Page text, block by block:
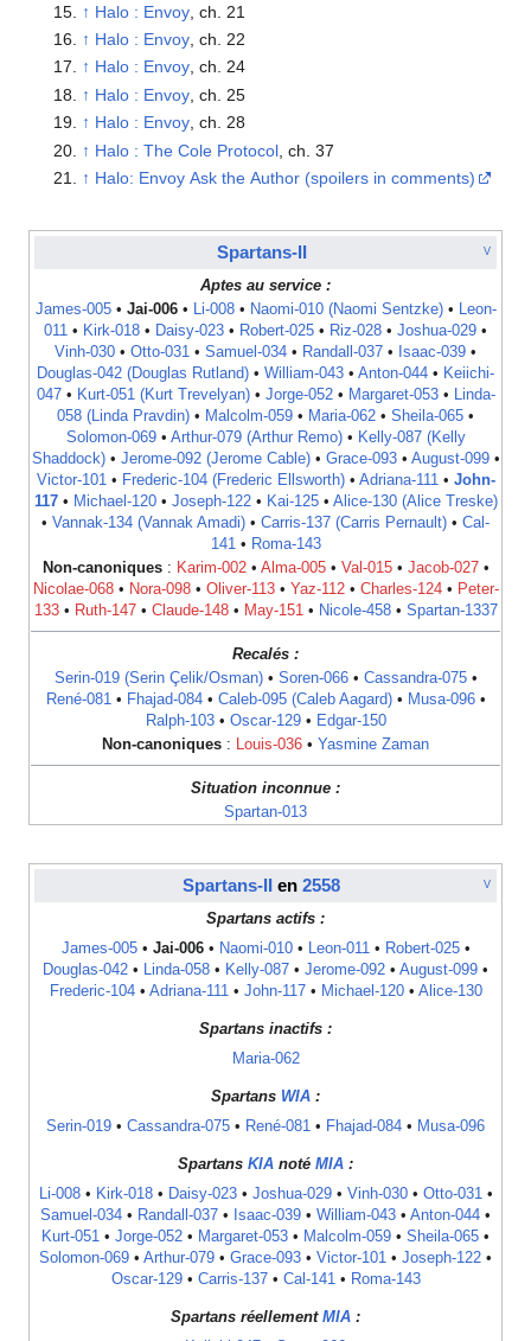
↑ Halo : Envoy, ch. 21
↑ Halo : Envoy, ch. 22
↑ Halo : Envoy, ch. 24
↑ Halo : Envoy, ch. 25
↑ Halo : Envoy, ch. 28
↑ Halo : The Cole Protocol, ch. 37
↑ Halo: Envoy Ask the Author (spoilers in comments)
V
Spartans-II
Aptes au service :
James-005• Jai-006• Li-008• Naomi-010 (Naomi Sentzke)• Leon-
011 • Kirk-018 • Daisy-023 • Robert-025 • Riz-028 • Joshua-029 •
Vinh-030 • Otto-031 • Samuel-034 • Randall-037 • Isaac-039 •
Douglas-042 (Douglas Rutland) • William-043 • Anton-044 • Keiichi-
047• Kurt-051 (Kurt Trevelyan)• Jorge-052• Margaret-053• Linda-
058 (Linda Pravdin) • Malcolm-059 • Maria-062 • Sheila-065 •
Solomon-069• Arthur-079 (Arthur Remo)• Kelly-087 (Kelly
Shaddock)• Jerome-092 (Jerome Cable)• Grace-093• August-099•
Victor-101• Frederic-104 (Frederic Ellsworth)• Adriana-111• John-
117• Michael-120• Joseph-122• Kai-125• Alice-130 (Alice Treske)
• Vannak-134 (Vannak Amadi) • Carris-137 (Carris Pernault) • Cal-
141• Roma-143
Non-canoniques: Karim-002• Alma-005• Val-015• Jacob-027•
Nicolae-068• Nora-098• Oliver-113• Yaz-112• Charles-124• Peter-
133• Ruth-147• Claude-148• May-151• Nicole-458• Spartan-1337
Recalés :
Serin-019 (Serin Çelik/Osman)• Soren-066• Cassandra-075•
René-081• Fhajad-084• Caleb-095 (Caleb Aagard)• Musa-096•
Ralph-103• Oscar-129• Edgar-150
Non-canoniques : Louis-036 • Yasmine Zaman
Situation inconnue :
Spartan-013
V
Spartans-II en2558
Spartans actifs :
James-005• Jai-006• Naomi-010• Leon-011 • Robert-025•
Douglas-042 • Linda-058 • Kelly-087 • Jerome-092 • August-099 •
Frederic-104• Adriana-111 • John-117• Michael-120• Alice-130
Spartans inactifs :
Maria-062
Spartans WIA :
Serin-019 • Cassandra-075 • René-081 • Fhajad-084 • Musa-096
Spartans KIA noté MIA :
Li-008• Kirk-018• Daisy-023• Joshua-029• Vinh-030• Otto-031 •
Samuel-034 • Randall-037 • Isaac-039 • William-043 • Anton-044 •
Kurt-051 • Jorge-052 • Margaret-053 • Malcolm-059 • Sheila-065 •
Solomon-069 • Arthur-079 • Grace-093 • Victor-101 • Joseph-122 •
Oscar-129• Carris-137• Cal-141 • Roma-143
Spartans réellement MIA :